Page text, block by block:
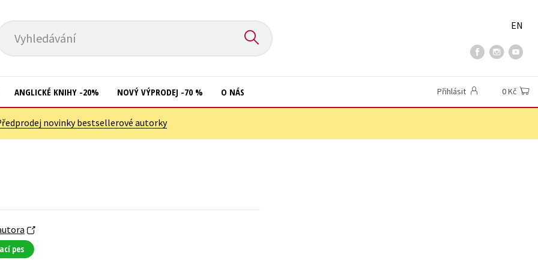
Vyhledávání
EN
Počítače
ANGLICKÉ KNIHY -20% NOVÝ VÝPRODEJ -70 % O NÁS Přihlásit 0 Kč
novinky bestsellerové autorky
pes